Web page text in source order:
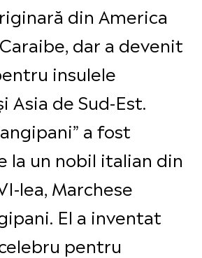
din America
dar a devenit
insulele
Asia de Sud-Est.
a fost
la un nobil italian din
lea, Marchese
El a inventat
pentru